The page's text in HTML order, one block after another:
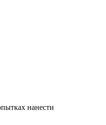
нанести